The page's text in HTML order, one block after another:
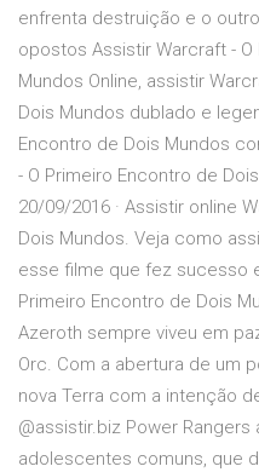
enfrenta destruição e o
opostos Assistir Warcraft -
Mundos Online, assistir
Dois Mundos dublado e
Encontro de Dois Mundos
- O Primeiro Encontro de
20/09/2016 · Assistir online
Dois Mundos. Veja como
esse filme que fez sucesso
Primeiro Encontro de Dois
Azeroth sempre viveu em
Orc. Com a abertura de um
nova Terra com a intenção
@assistir.biz Power
adolescentes comuns, que